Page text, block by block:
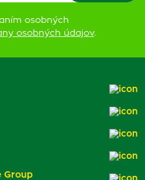
osobných
osobných údajov.
Group